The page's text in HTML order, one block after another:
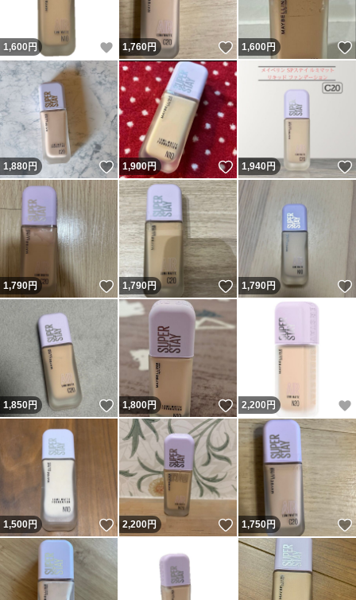
1,600 円 いいね！
1,760円 いいね！
1,600円
1,880円 いいね！
1,900円 いいね！
1,940円
1,790円 いいね！
1,790円 いいね！
1,790円
1,850円 いいね！
1,800円 いいね！
2,200 円
1,500円 いいね！
2,200円 いいね！
1,750円